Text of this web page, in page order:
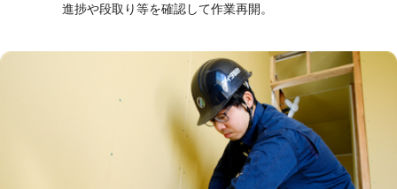
進捗や段取り等を確認して作業再開。